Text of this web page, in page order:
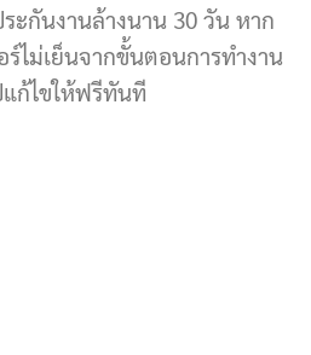
ะกันงานล้างนาน 30 วัน หาก
ม่เย็นจากขั้นตอนการทำงาน
แก้ไขให้ฟรีทันที